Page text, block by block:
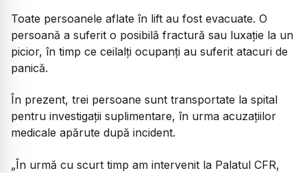
Toate persoanele aflate în lift au fost evacuate. O
persoană a suferit o posibilă fractură sau luxație la un
picior, în timp ce ceilalți ocupanți au suferit atacuri de
panică.
În prezent, trei persoane sunt transportate la spital
pentru investigații suplimentare, în urma acuzațiilor
medicale apărute după incident.
„În urmă cu scurt timp am intervenit la Palatul CFR,